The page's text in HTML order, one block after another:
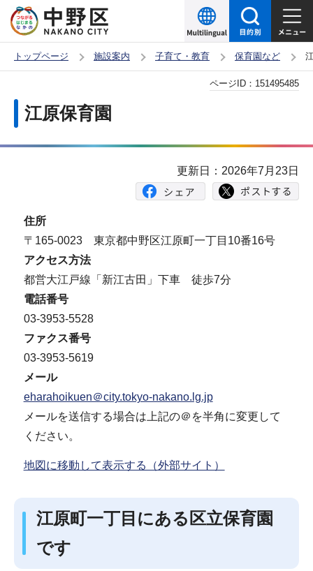
の
ー
頭
トップページ 施設案内 子育て・教育 保育園など
江原保育園
ページID： 151495485
更新日：2026年7月23日
住所
〒165-0023 東京都中野区江原町一丁目10番16号
アクセス方法
都営大江戸線「新江古田」下車 徒歩7分
電話番号
03-3953-5528
ファクス番号
03-3953-5619
メール
eharahoikuen＠city.tokyo-nakano.lg.jp
メールを送信する場合は上記の＠を半角に変更して
ください。
地図に移動して表示する（外部サイト）
江原町一丁目にある区立保育園
です